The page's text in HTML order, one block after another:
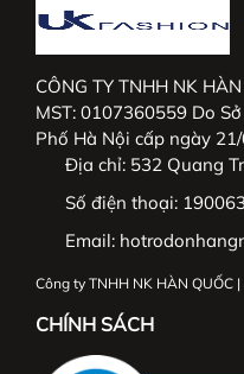
CÔNG TY TNHH NK
MST: 0107360559 Do
Phố Hà Nội cấp ngày
Địa chỉ: 532 Quang
Số điện thoại:
Email:
Công ty TNHH NK HÀN QUỐC
CHÍNH SÁCH